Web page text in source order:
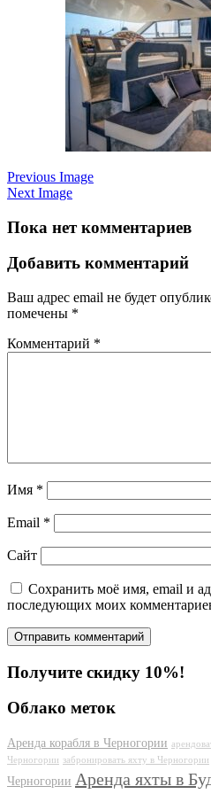
Previous Image
Next Image
Пока нет комментариев
Добавить комментарий
Ваш адрес email не будет
помечены *
Комментарий *
Имя *
Email *
Сайт
Сохранить моё имя, email и
последующих моих
Получите скидку 10%!
Облако меток
Аренда корабля в Черногории
Черногории забронировать яхту в Черногории
Черногории Аренда яхты в